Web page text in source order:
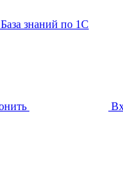
База знаний по 1С